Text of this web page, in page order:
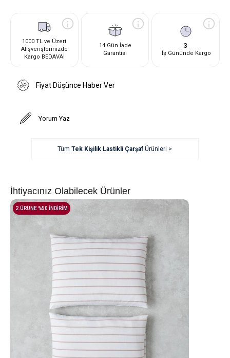
1000 TL ve Üzeri
Alışverişlerinizde
Kargo BEDAVA!
14 Gün İade
Garantisi
3
İş Gününde Kargo
Fiyat Düşünce Haber Ver
Yorum Yaz
TümTek Kişilik Lastikli Çarşaf Ürünleri >
İhtiyacınız Olabilecek Ürünler
2.ÜRÜNE %50 İNDİRİM